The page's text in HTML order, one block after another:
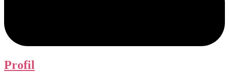
Profil